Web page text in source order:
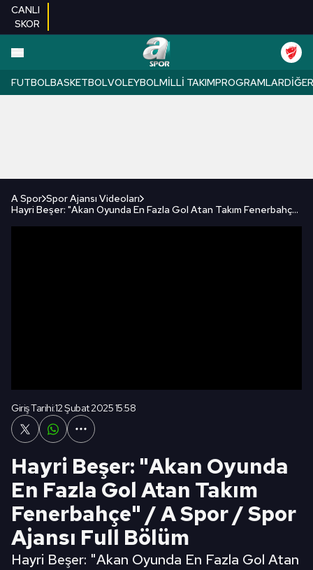
CANLI
SKOR
FUTBOLBASKETBOLVOLEYBOLMILLI TAKIMPROGRAMLARDIĞER
A Spor Spor Ajansı Videoları
Hayri Beşer: "Akan Oyunda En Fazla Gol Atan Takım Fenerbahçe" / A Spor / Spor Ajansı Full Bölüm
Giriş Tarihi:12 Şubat 2025 15:58
Hayri Beşer: "Akan Oyunda
En Fazla Gol Atan Takım
Fenerbahçe" / A Spor / Spor
Ajansı Full Bölüm
Hayri Beşer: "Akan Oyunda En Fazla Gol Atan